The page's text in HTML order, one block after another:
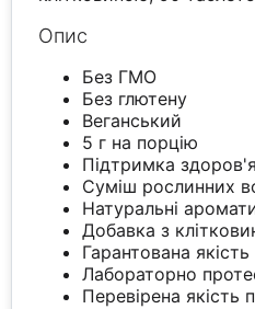
Опис
Без ГМО
Без глютену
Веганський
5 г на порцію
Підтримка
Суміш рослинних
Натуральні
Добавка з
Гарантована якість
Лабораторно
Перевірена якість